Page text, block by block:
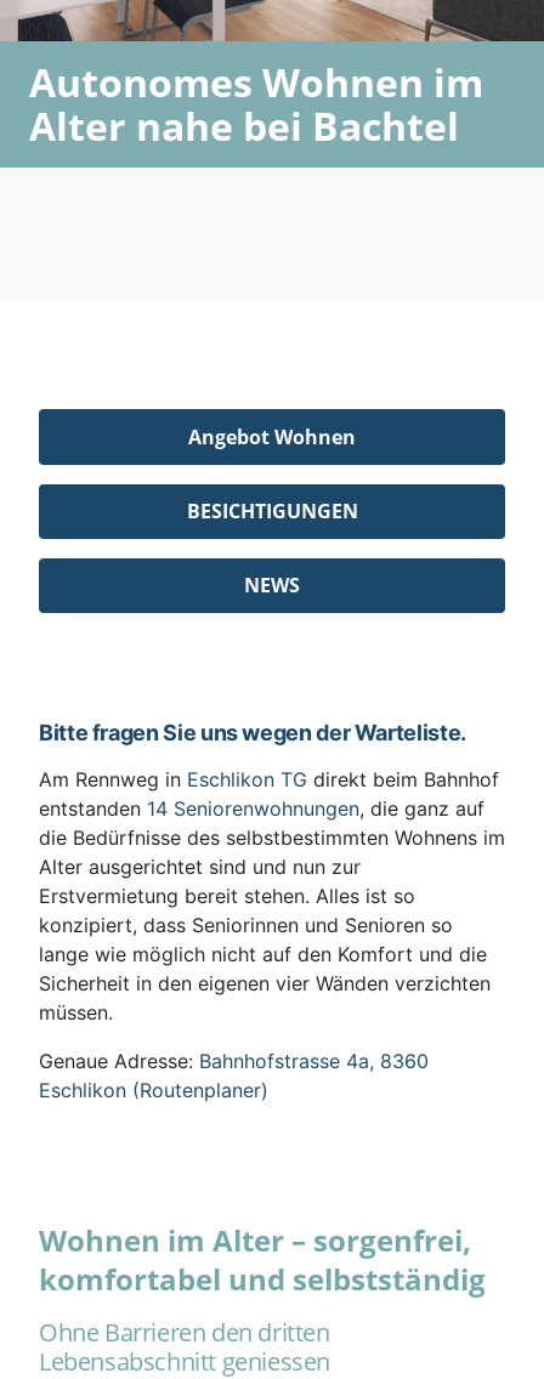
Autonomes Wohnen im
Alter nahe bei Bachtel
Angebot Wohnen
BESICHTIGUNGEN
NEWS
Bitte fragen Sie uns wegen der Warteliste.
Am Rennweg in Eschlikon TG direkt beim Bahnhof
entstanden 14 Seniorenwohnungen, die ganz auf
die Bedürfnisse des selbstbestimmten Wohnens im
Alter ausgerichtet sind und nun zur
Erstvermietung bereit stehen. Alles ist so
konzipiert, dass Seniorinnen und Senioren so
lange wie möglich nicht auf den Komfort und die
Sicherheit in den eigenen vier Wänden verzichten
müssen.
Genaue Adresse: Bahnhofstrasse 4a, 8360
Eschlikon (Routenplaner)
Wohnen im Alter – sorgenfrei,
komfortabel und selbstständig
Ohne Barrieren den dritten
Lebensabschnitt geniessen